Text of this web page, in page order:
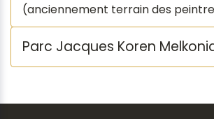
(anciennement terrain des
Parc Jacques Koren